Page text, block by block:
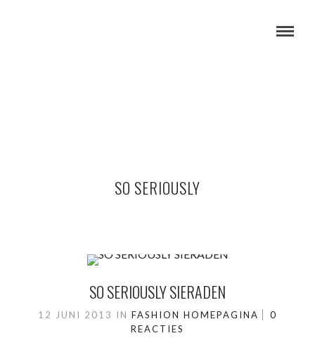
SO SERIOUSLY
SO SERIOUSLY SIERADEN
12 JUNI 2013 IN FASHION HOMEPAGINA
0
REACTIES